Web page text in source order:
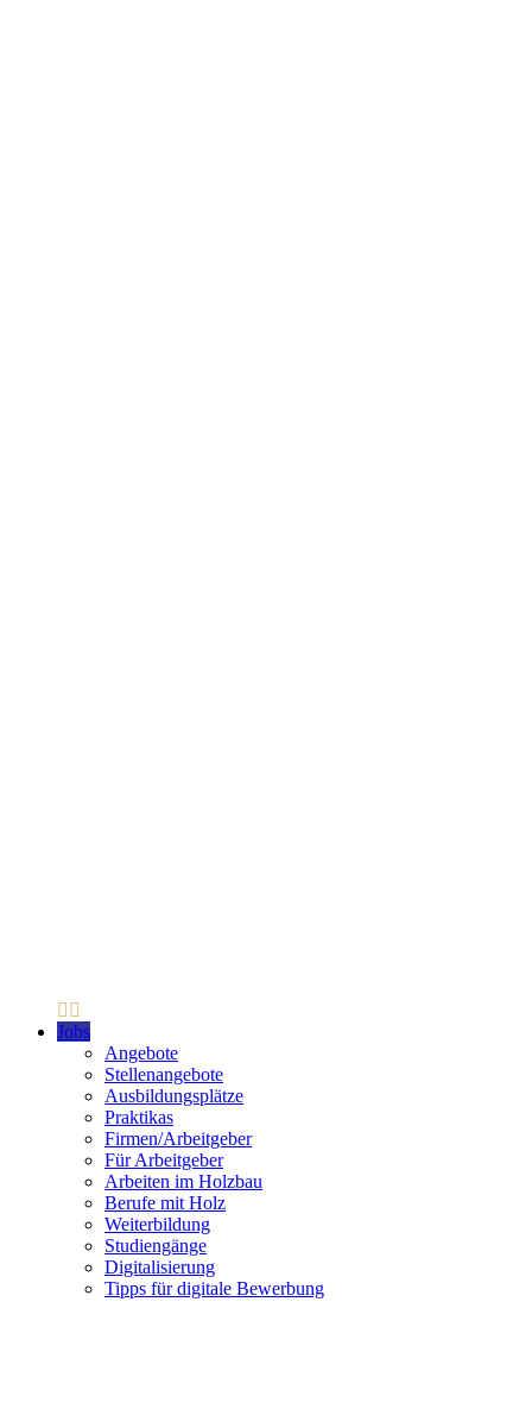
Jobs
Angebote
Stellenangebote
Ausbildungsplätze
Praktikas
Firmen/Arbeitgeber
Für Arbeitgeber
Arbeiten im Holzbau
Berufe mit Holz
Weiterbildung
Studiengänge
Digitalisierung
Tipps für digitale Bewerbung